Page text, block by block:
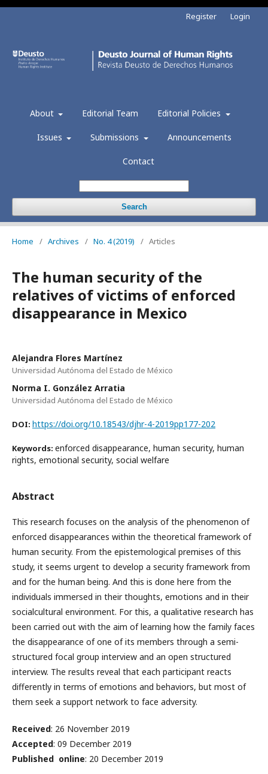
About Editorial Team Editorial Policies
Issues Submissions Announcements
Contact
Search
Register Login
Home / Archives / No. 4 (2019) / Articles
The human security of the
relatives of victims of enforced
disappearance in Mexico
Alejandra Flores Martínez
Universidad Autónoma del Estado de México
Norma I. González Arratia
Universidad Autónoma del Estado de México
DOI: https://doi.org/10.18543/djhr-4-2019pp177-202
Keywords: enforced disappearance, human security, human
rights, emotional security, social welfare
Abstract
This research focuses on the analysis of the phenomenon of
enforced disappearances within the theoretical framework of
human security. From the epistemological premises of this
study, it seems urgent to develop a security framework from
and for the human being. And this is done here from the
individuals immersed in their thoughts, emotions and in their
socialcultural environment. For this, a qualitative research has
been carried out with the aim of learning how the family faces
the disappearance of one of its members through a semi-
structured focal group interview and an open structured
interview. The results reveal that each participant reacts
differently in terms of emotions and behaviors, but most of
them seek a support network to face adversity.
Received: 26 November 2019
Accepted: 09 December 2019
Published online: 20 December 2019